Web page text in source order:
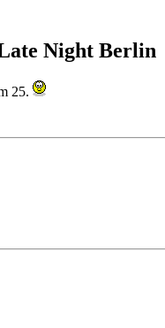
Night Berlin
25.